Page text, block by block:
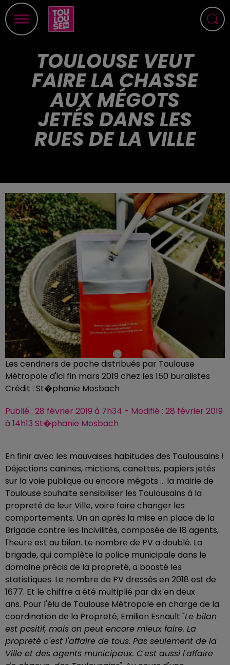
TOULOUSE VEUT
FAIRE LA CHASSE
AUX MÉGOTS
JETÉS DANS LES
RUES DE LA VILLE
Les cendriers de poche distribués par Toulouse
Métropole d'ici fin mars 2019 chez les 150 buralistes
Crédit : St�phanie Mosbach
Publié : 28 février 2019 à 7h34 - Modifié : 28 février 2019
à 14h13 St�phanie Mosbach
En finir avec les mauvaises habitudes des Toulousains !
Déjections canines, mictions, canettes, papiers jetés
sur la voie publique ou encore mégots ... la mairie de
Toulouse souhaite sensibiliser les Toulousains à la
propreté de leur Ville, voire faire changer les
comportements. Un an après la mise en place de la
Brigade contre les Incivilités, composée de 18 agents,
l'heure est au bilan. Le nombre de PV a doublé. La
brigade, qui complète la police municipale dans le
domaine précis de la propreté, a boosté les
statistiques. Le nombre de PV dressés en 2018 est de
1677. Et le chiffre a été multiplié par dix en deux
ans. Pour l'élu de Toulouse Métropole en charge de la
coordination de la Propreté, Emilion Esnault "Le bilan
est positif, mais on peut encore mieux faire. La
propreté c'est l'affaire de tous. Pas seulement de la
Ville et des agents municipaux. C'est aussi l'affaire